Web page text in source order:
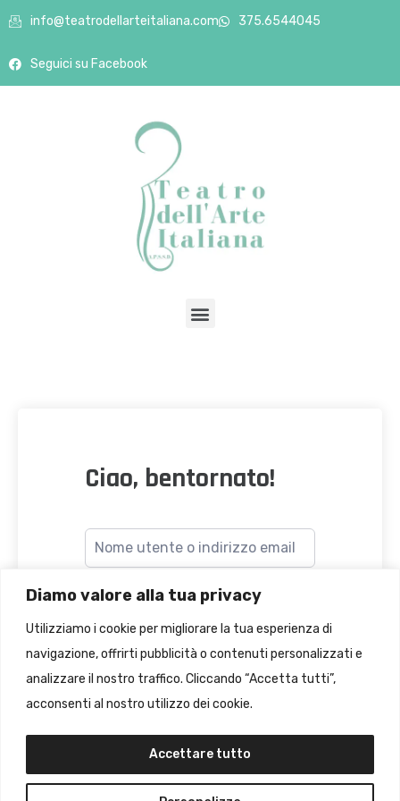
Diamo valore alla tua privacy
Utilizziamo i cookie per migliorare la tua esperienza di
navigazione, offrirti pubblicità o contenuti personalizzati e
analizzare il nostro traffico. Cliccando “Accetta tutti”,
acconsenti al nostro utilizzo dei cookie.
Accettare tutto
info@teatrodellarteitaliana.com 375.6544045
Seguici su Facebook
Ciao, bentornato!
dimenticato?
ACCEDI